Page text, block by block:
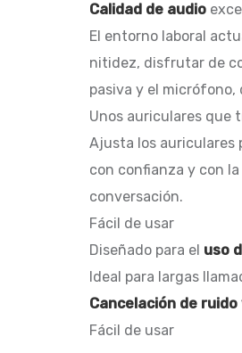
Calidad de audio
El entorno laboral
nitidez, disfrutar de
pasiva y el micrófono,
Unos auriculares que
Ajusta los auriculares
con confianza y con
conversación.
Fácil de usar
Diseñado para el uso
Ideal para largas
Cancelación de ruido
Fácil de usar